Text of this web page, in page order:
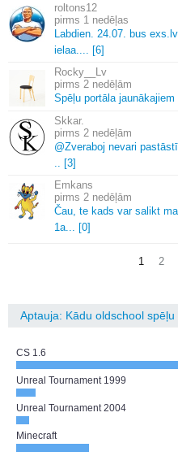
roltons12
1 nedēļas
Labdien. 24. 07. bus exs.
ielaa.
[6]
Rocky__Lv
2 nedēļām
Spēļu portāla
Skkar.
2 nedēļām
@Zveraboj nevari
[3]
Emkans
2 nedēļām
Čau, te kads var salikt
1a.
[0]
1 2
Aptauja: Kādu oldschool
CS 1.6
Unreal Tournament 1999
Unreal Tournament 2004
Minecraft